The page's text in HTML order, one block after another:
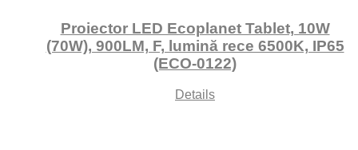
Proiector LED Ecoplanet Tablet, 10W
(70W), 900LM, F, lumină rece 6500K, IP65
(ECO-0122)
Details